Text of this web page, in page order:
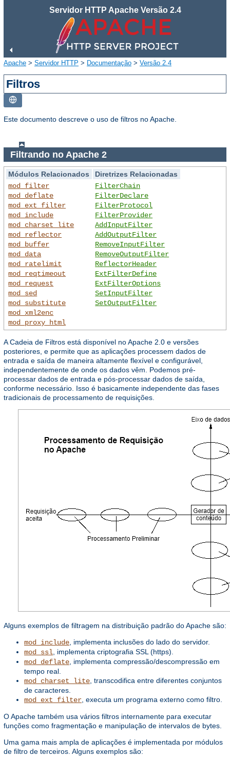
Servidor HTTP Apache Versão 2.4
Apache > Servidor HTTP > Documentação > Versão 2.4
Filtros
Este documento descreve o uso de filtros no Apache.
Filtrando no Apache 2
Módulos Relacionados
Diretrizes Relacionadas
mod_filter
mod_deflate
mod_ext_filter
mod_include
mod_charset_lite
mod_reflector
mod_buffer
mod_data
mod_ratelimit
mod_reqtimeout
mod_request
mod_sed
mod_substitute
mod_xml2enc
mod_proxy_html
FilterChain
FilterDeclare
FilterProtocol
FilterProvider
AddInputFilter
AddOutputFilter
RemoveInputFilter
RemoveOutputFilter
ReflectorHeader
ExtFilterDefine
ExtFilterOptions
SetInputFilter
SetOutputFilter
A Cadeia de Filtros está disponível no Apache 2.0 e versões
posteriores, e permite que as aplicações processem dados de
entrada e saída de maneira altamente flexível e configurável,
independentemente de onde os dados vêm. Podemos pré-
processar dados de entrada e pós-processar dados de saída,
conforme necessário. Isso é basicamente independente das fases
tradicionais de processamento de requisições.
Alguns exemplos de filtragem na distribuição padrão do Apache são:
mod_include , implementa inclusões do lado do servidor.
mod_ssl , implementa criptografia SSL (https).
mod_deflate , implementa compressão/descompressão em
tempo real.
mod_charset_lite , transcodifica entre diferentes conjuntos
de caracteres.
mod_ext_filter , executa um programa externo como filtro.
O Apache também usa vários filtros internamente para executar
funções como fragmentação e manipulação de intervalos de bytes.
Uma gama mais ampla de aplicações é implementada por módulos
de filtro de terceiros. Alguns exemplos são: